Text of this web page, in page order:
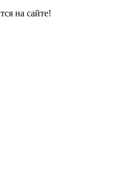
на сайте!